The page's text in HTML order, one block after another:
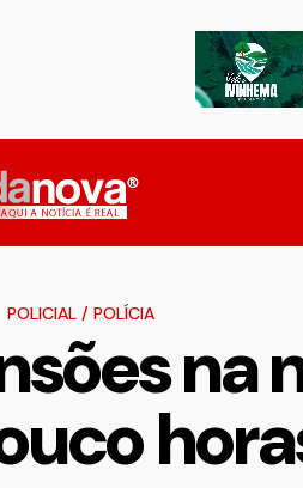
POLICIAL/ POLÍCIA
na